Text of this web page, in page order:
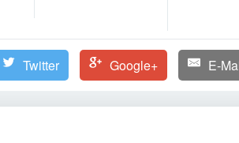
Twitter Google+ E-